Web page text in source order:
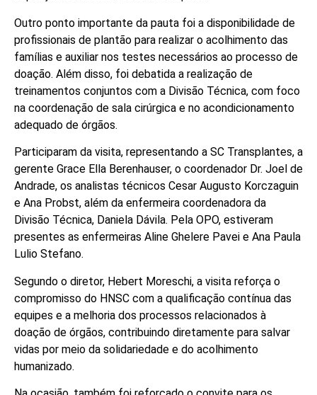
Outro ponto importante da pauta foi a disponibilidade de
profissionais de plantão para realizar o acolhimento das
famílias e auxiliar nos testes necessários ao processo de
doação. Além disso, foi debatida a realização de
treinamentos conjuntos com a Divisão Técnica, com foco
na coordenação de sala cirúrgica e no acondicionamento
adequado de órgãos.
Participaram da visita, representando a ​ SC Transplantes, a
gerente Grace Ella Berenhauser, o coordenador Dr. Joel de
Andrade, os analistas técnicos Cesar Augusto Korczaguin
e Ana Probst, além da enfermeira coordenadora da
Divisão Técnica, Daniela Dávila. Pela OPO, estiveram
presentes as enfermeiras Aline Ghelere Pavei e Ana Paula
Lulio Stefano.
Segundo o diretor, Hebert Moreschi, a visita reforça o
compromisso do HNSC com a qualificação contínua das
equipes e a melhoria dos processos relacionados à
doação de órgãos, contribuindo diretamente para salvar
vidas por meio da solidariedade e do acolhimento
humanizado.